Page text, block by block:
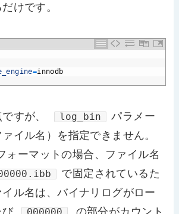
けです。
=innodb
すが、 log_bin
パラメー
イル名）を指定できません。
ォーマットの場合、ファイル名
で固定されているた
ル名は、バイナリログがロー